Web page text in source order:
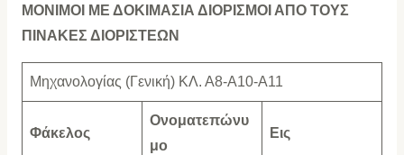
ΜΟΝΙΜΟΙ ΜΕ ΔΟΚΙΜΑΣΙΑ ΔΙΟΡΙΣΜΟΙ ΑΠΟ ΤΟΥΣ
ΠΙΝΑΚΕΣ ΔΙΟΡΙΣΤΕΩΝ
Μηχανολογίας (Γενική) ΚΛ. Α8-Α10-Α11
Φάκελος
Ονοματεπώνυ
μο
Εις